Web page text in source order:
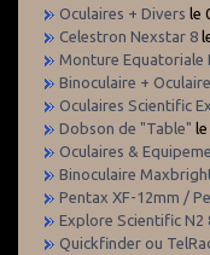
Oculaires + Divers le
Celestron Nexstar 8
Monture Equatoriale
Binoculaire +
Oculaires Scientific
Dobson de "Table" le
Oculaires &
Binoculaire
Pentax XF-12mm /
Explore Scientific N2
Quickfinder ou